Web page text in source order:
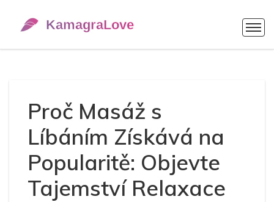
Proč Masáž s
Líbáním Získává na
Popularitě: Objevte
Tajemství Relaxace